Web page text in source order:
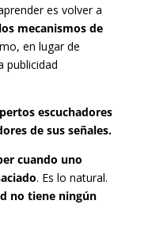
es volver a
mecanismos de
en lugar de
publicidad
escuchadores
de sus señales.
cuando uno
. Es lo natural.
no tiene ningún